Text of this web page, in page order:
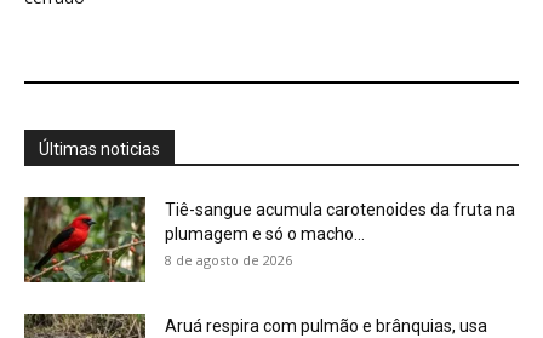
El Niño 2026/2027: painel reúne ações de
8 de agosto de 2026
8 de agosto de 2026